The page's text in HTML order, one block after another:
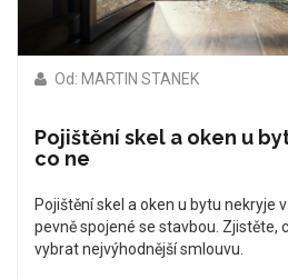
Od: MARTIN STANEK
Pojištění skel a oken u
co ne
Pojištění skel a oken u bytu nekryje
pevně spojené se stavbou. Zjistěte,
vybrat nejvýhodnější smlouvu.